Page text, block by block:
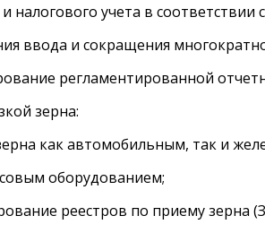
учета в соответствии
и сокращения
регламентированной
зерна:
как автомобильным, так и
оборудованием;
реестров по приему зерна